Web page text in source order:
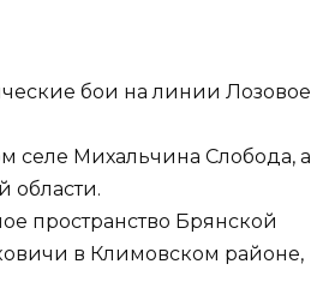
бои на линии Лозовое
селе Михальчина Слобода, а
области.
пространство Брянской
в Климовском районе,